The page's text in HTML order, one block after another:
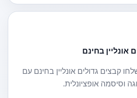
אונליין בחינם
קבצים גדולים אונליין בחינם עם
וסיסמה אופציונלית.